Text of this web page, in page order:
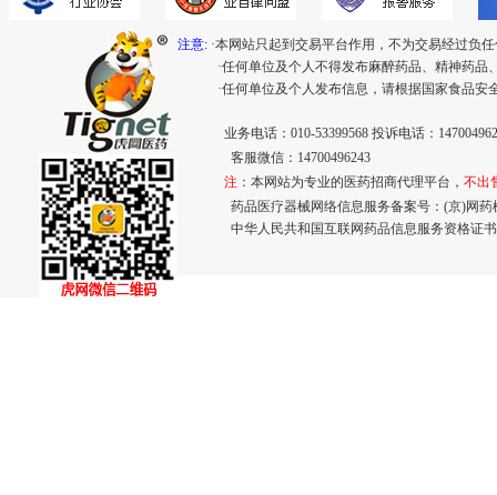
注意: ·本网站只起到交易平台作用，不为交易经过负
·任何单位及个人不得发布麻醉药品、精神药
·任何单位及个人发布信息，请根据国家食品
业务电话：010-53399568 投诉电话：
客服微信：14700496243
注 ：本网站为专业的医药招商代理平台， 不出
药品医疗器械网络信息服务备案号：(京)网
中华人民共和国互联网药品信息服务资格证